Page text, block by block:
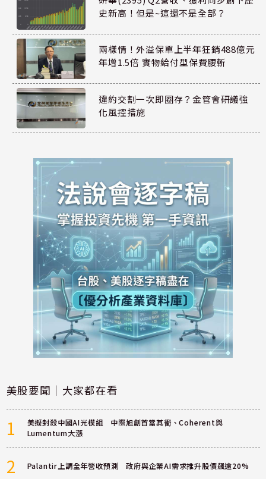
史新高！但是~這還不是全部？
兩樣情！外溢保單上半年狂銷488億元
年增1.5倍 實物給付型保費腰斬
違約交割一次即圈存？金管會研議強
化風控措施
美股要聞｜大家都在看
1
美擬封殺中國AI光模組 中際旭創首當其衝、Coherent與
Lumentum大漲
2 Palantir上調全年營收預測 政府與企業AI需求推升股價飆逾20%